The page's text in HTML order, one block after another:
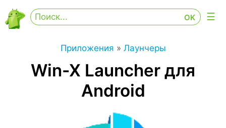
Приложения » Лаунчеры
Win-X Launcher для
Android